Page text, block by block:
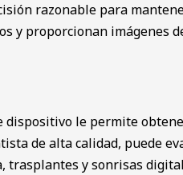
razonable para
y proporcionan imágenes
le permite
de alta calidad, puede
trasplantes y sonrisas